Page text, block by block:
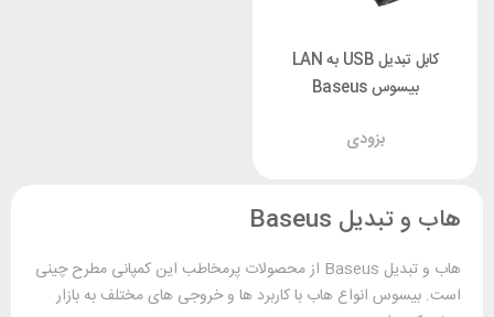
کابل تبدیل USB به LAN
بیسوس Baseus
بزودی
هاب و تبدیل Baseus
هاب و تبدیل Baseus از محصولات پرمخاطب این کمپانی مطرح چینی
است. بیسوس انواع هاب با کاربرد ها و خروجی های مختلف به بازار